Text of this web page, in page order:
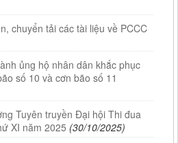
chuyển tải các tài liệu về PCCC
ủng hộ nhân dân khắc phục
số 10 và cơn bão số 11
Tuyên truyền Đại hội Thi đua
XI năm 2025 (30/10/2025)